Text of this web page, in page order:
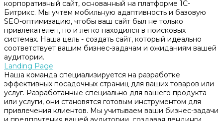
корпоративный сайт, основанный на платформе 1С-
Битрикс. Мы учтем мобильную адаптивность и базовую
SEO-оптимизацию, чтобы ваш сайт был не только
привлекателен, но и легко находился в поисковых
системах. Наша цель - создать сайт, который идеально
соответствует вашим бизнес-задачам и ожиданиям вашей
аудитории.
Landing Page
Наша команда специализируется на разработке
эффективных посадочных страниц для ваших товаров или
услуг. Разработанные специально для вашего продукта
или услуги, они становятся готовым инструментом для
привлечения клиентов. Мы учитываем ваши бизнес-задачи